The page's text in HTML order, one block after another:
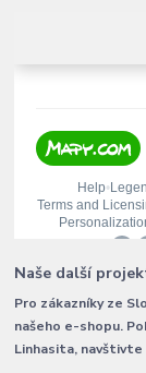
Naše další
Pro zákazníky ze
našeho e-shopu.
Linhasita,